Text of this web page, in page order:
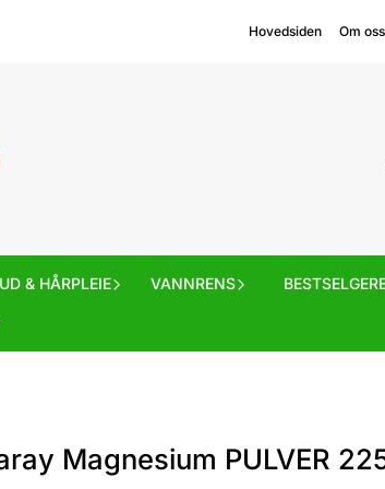
Hovedsiden Om oss
& HÅRPLEIE VANNRENS
Magnesium PULVER